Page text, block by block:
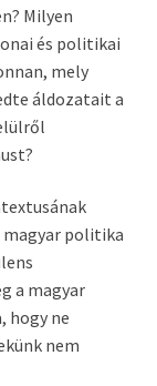
Milyen
és politikai
mely
áldozatait a
magyar politika
a magyar
hogy ne
nem